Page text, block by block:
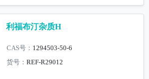
利福布汀杂质H
CAS号： 1294503-50-6
货号：REF-R29012